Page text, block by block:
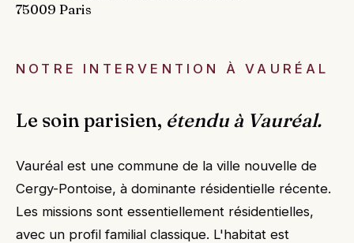
75009 Paris
NOTRE INTERVENTION À VAURÉAL
Le soin parisien, étendu à Vauréal.
Vauréal est une commune de la ville nouvelle de
Cergy-Pontoise, à dominante résidentielle récente.
Les missions sont essentiellement résidentielles,
avec un profil familial classique. L'habitat est